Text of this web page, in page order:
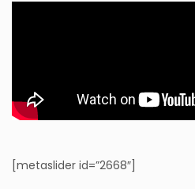
[metaslider id=”2668″]